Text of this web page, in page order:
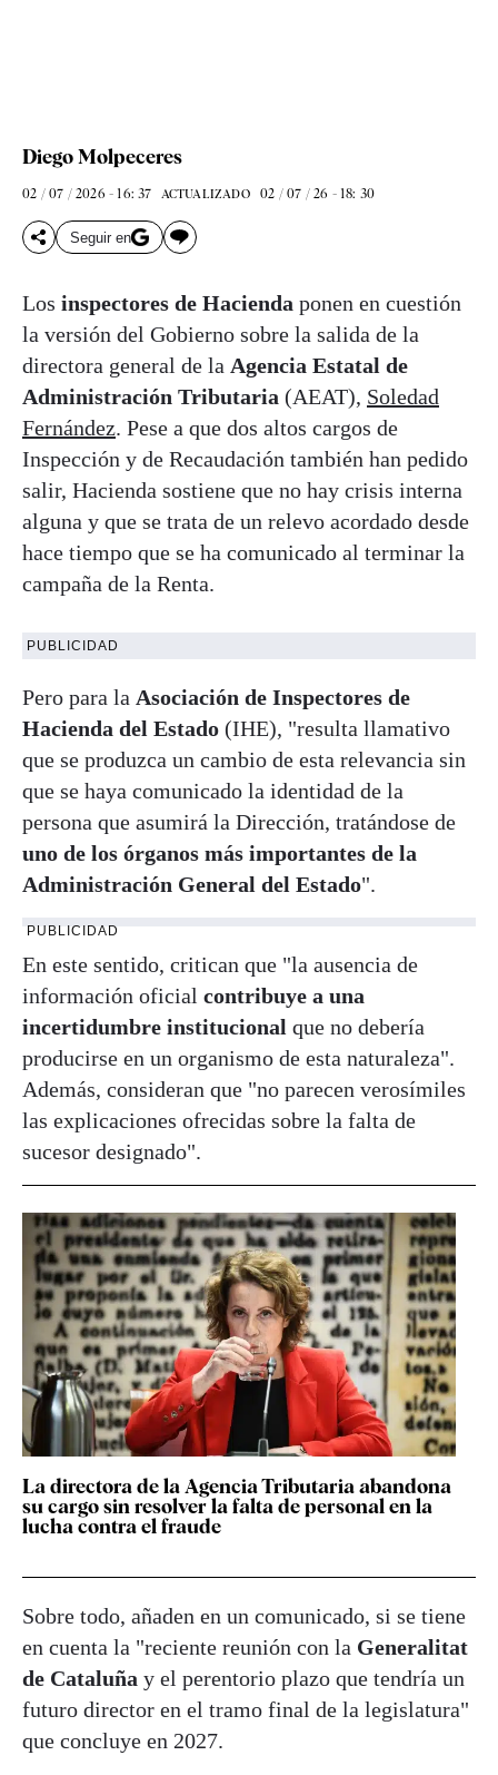
Diego Molpeceres
02 / 07 / 2026 - 16: 37 ACTUALIZADO 02 / 07 / 26 - 18: 30
Seguir en
Los inspectores de Hacienda ponen en cuestión
la versión del Gobierno sobre la salida de la
directora general de la Agencia Estatal de
Administración Tributaria (AEAT), Soledad
Fernández. Pese a que dos altos cargos de
Inspección y de Recaudación también han pedido
salir, Hacienda sostiene que no hay crisis interna
alguna y que se trata de un relevo acordado desde
hace tiempo que se ha comunicado al terminar la
campaña de la Renta.
PUBLICIDAD
Pero para la Asociación de Inspectores de
Hacienda del Estado (IHE), "resulta llamativo
que se produzca un cambio de esta relevancia sin
que se haya comunicado la identidad de la
persona que asumirá la Dirección, tratándose de
uno de los órganos más importantes de la
Administración General del Estado".
PUBLICIDAD
En este sentido, critican que "la ausencia de
información oficial contribuye a una
incertidumbre institucional que no debería
producirse en un organismo de esta naturaleza".
Además, consideran que "no parecen verosímiles
las explicaciones ofrecidas sobre la falta de
sucesor designado".
La directora de la Agencia Tributaria abandona
su cargo sin resolver la falta de personal en la
lucha contra el fraude
Sobre todo, añaden en un comunicado, si se tiene
en cuenta la "reciente reunión con la Generalitat
de Cataluña y el perentorio plazo que tendría un
futuro director en el tramo final de la legislatura"
que concluye en 2027.